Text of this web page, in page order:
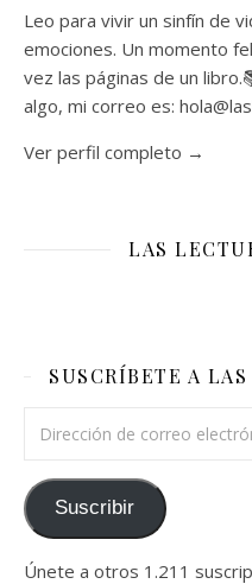
Leo para vivir un sinfín de
emociones. Un momento
vez las páginas de un
algo, mi correo es:
Ver perfil completo →
LAS
SUSCRÍBETE A
Suscribir
Únete a otros 1.211